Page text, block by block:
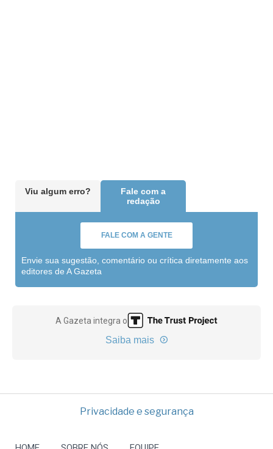
Viu algum erro?
Fale com a
redação
FALE COM A GENTE
Envie sua sugestão, comentário ou crítica diretamente aos
editores de A Gazeta
A Gazeta integra o
Saiba mais
Privacidade e segurança